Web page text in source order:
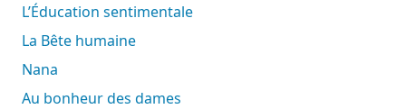
L’Éducation sentimentale
La Bête humaine
Nana
Au bonheur des dames